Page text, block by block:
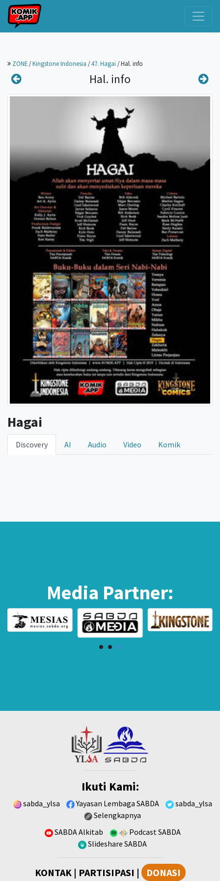
ZONE /Kingstone Indonesia /47. Hagai /Hal. info
Hal. info
Hagai
Discovery AI Audio Video Komik
Media Partner:
Ikuti Kami:
sabda_ylsa Yayasan Lembaga SABDA
sabda_ylsa
Selengkapnya
SABDA Alkitab
Podcast SABDA
Slideshare SABDA
KONTAK| PARTISIPASI | DONASI